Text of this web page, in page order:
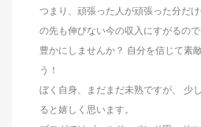
つまり、頑張った人が頑張った分だ
の先も伸びない今の収入にすがるの
豊かにしませんか？ 自分を信じて素
う！
ぼく自身、まだまだ未熟ですが、 少
ると嬉しく思います。